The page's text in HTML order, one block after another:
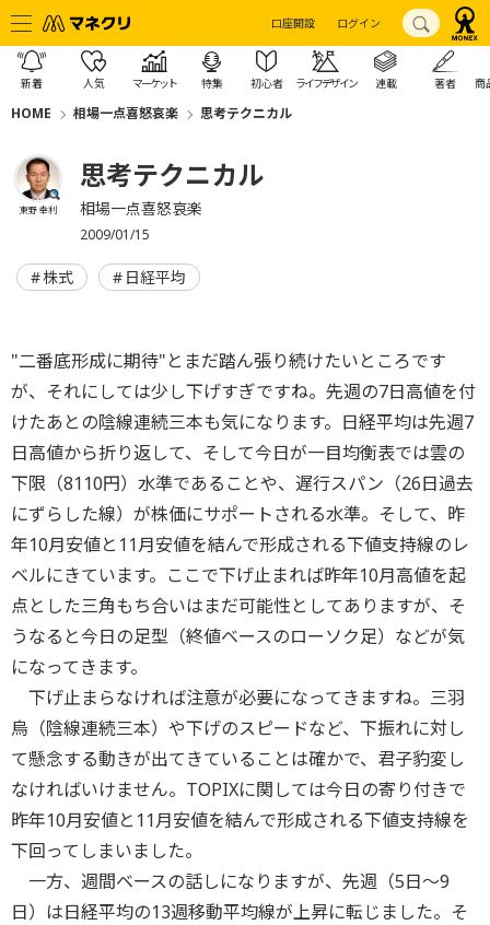
口座開設 ログイン
新着 人気 マーケット 特集 初心者 ライフデザイン 連載 著者 商
HOME 相場一点喜怒哀楽 思考テクニカル
東野 幸利
思考テクニカル
相場一点喜怒哀楽
2009/01/15
株式 日経平均
"二番底形成に期待"とまだ踏ん張り続けたいところです
が、それにしては少し下げすぎですね。先週の7日高値を付
けたあとの陰線連続三本も気になります。日経平均は先週7
日高値から折り返して、そして今日が一目均衡表では雲の
下限（8110円）水準であることや、遅行スパン（26日過去
にずらした線）が株価にサポートされる水準。そして、昨
年10月安値と11月安値を結んで形成される下値支持線のレ
ベルにきています。ここで下げ止まれば昨年10月高値を起
点とした三角もち合いはまだ可能性としてありますが、そ
うなると今日の足型（終値ベースのローソク足）などが気
になってきます。
下げ止まらなければ注意が必要になってきますね。三羽
烏（陰線連続三本）や下げのスピードなど、下振れに対し
て懸念する動きが出てきていることは確かで、君子豹変し
なければいけません。TOPIXに関しては今日の寄り付きで
昨年10月安値と11月安値を結んで形成される下値支持線を
下回ってしまいました。
一方、週間ベースの話しになりますが、先週（5日～9
日）は日経平均の13週移動平均線が上昇に転じました。そ